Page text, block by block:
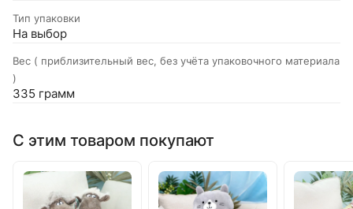
Тип упаковки
На выбор
Вес ( приблизительный вес, без учёта упаковочного материала
)
335 грамм
С этим товаром покупают